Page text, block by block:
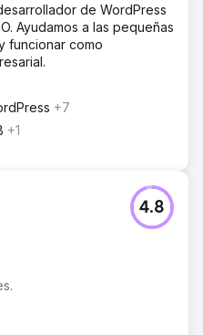
gracias a
Además, estamos
del usuario y a un mayor
— Quentin Servais-
SIOMS
de WordPress
Ayudamos a las pequeñas
funcionar como
+7
+1
4.8